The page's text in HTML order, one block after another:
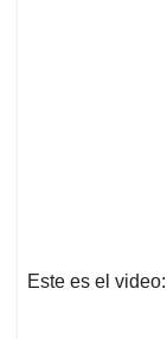
Este es el video: